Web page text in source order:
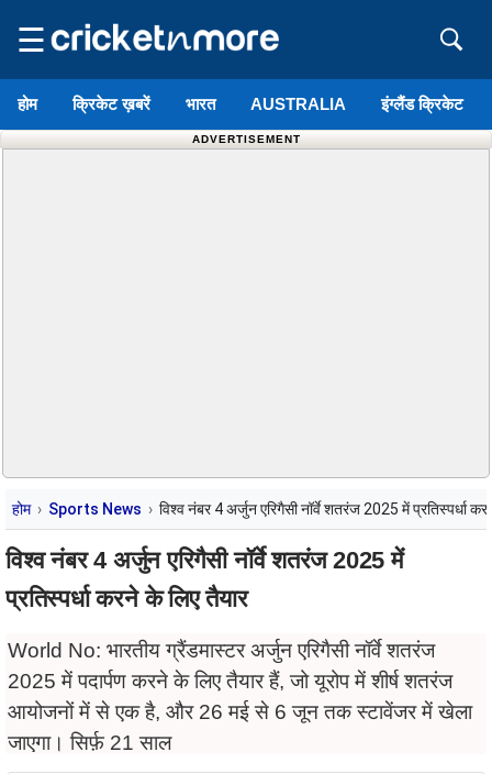
☰
होम क्रिकेट ख़बरें भारत AUSTRALIA इंग्लैंड क्रिकेट
ADVERTISEMENT
होम Sports News विश्व नंबर 4 अर्जुन एरिगैसी नॉर्वे शतरंज 2025 में प्रतिस्पर्धा
विश्व नंबर 4 अर्जुन एरिगैसी नॉर्वे शतरंज 2025 में
प्रतिस्पर्धा करने के लिए तैयार
World No: भारतीय ग्रैंडमास्टर अर्जुन एरिगैसी नॉर्वे शतरंज
2025 में पदार्पण करने के लिए तैयार हैं, जो यूरोप में शीर्ष शतरंज
आयोजनों में से एक है, और 26 मई से 6 जून तक स्टावेंजर में खेला
जाएगा। सिर्फ़ 21 साल